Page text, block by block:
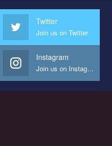
Twitter
Join us on Twitter
Instagram
Join us on Instagram